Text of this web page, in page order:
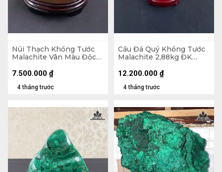
Núi Thạch Khổng Tước
Malachite Vân Màu Độc
18x14,5x7cm - Lên đế
4 tháng trước
7.500.000 ₫
Cầu Đá Quý Khổng Tước
Malachite 2,88kg ĐK
4 tháng trước
12.200.000 ₫